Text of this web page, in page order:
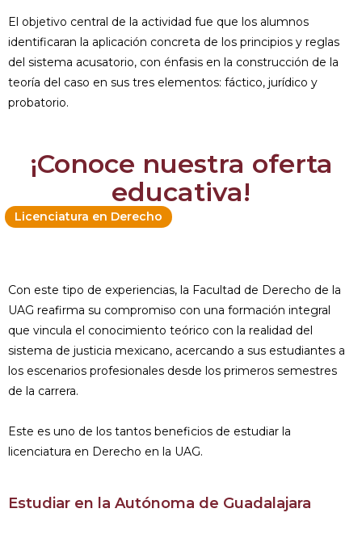
El objetivo central de la actividad fue que los alumnos
identificaran la aplicación concreta de los principios y reglas
del sistema acusatorio, con énfasis en la construcción de la
teoría del caso en sus tres elementos: fáctico, jurídico y
probatorio.
¡Conoce nuestra oferta
educativa!
Licenciatura en Derecho
Con este tipo de experiencias, la Facultad de Derecho de la
UAG reafirma su compromiso con una formación integral
que vincula el conocimiento teórico con la realidad del
sistema de justicia mexicano, acercando a sus estudiantes a
los escenarios profesionales desde los primeros semestres
de la carrera.
Este es uno de los tantos beneficios de estudiar la
licenciatura en Derecho en la UAG.
Estudiar en la Autónoma de Guadalajara